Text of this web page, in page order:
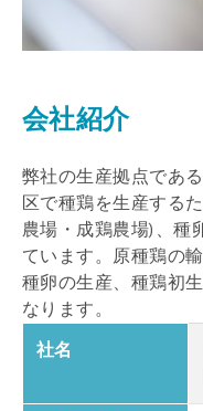
会社紹介
弊社の生産拠点であ
区で種鶏を生産する
農場・成鶏農場)、種
ています。原種鶏の
種卵の生産、種鶏初
なります。
社名